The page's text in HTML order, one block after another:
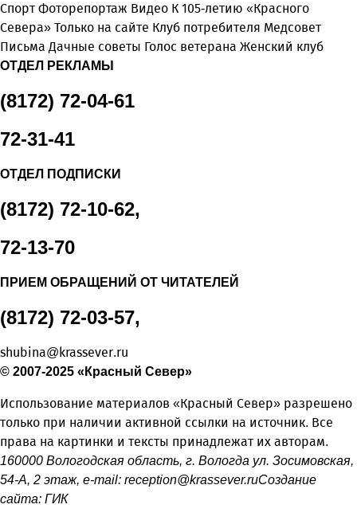
Спорт Фоторепортаж Видео К 105-летию «Красного
Севера» Только на сайте Клуб потребителя Медсовет
Письма Дачные советы Голос ветерана Женский клуб
ОТДЕЛ РЕКЛАМЫ
(8172) 72-04-61
72-31-41
ОТДЕЛ ПОДПИСКИ
(8172) 72-10-62,
72-13-70
ПРИЕМ ОБРАЩЕНИЙ ОТ ЧИТАТЕЛЕЙ
(8172) 72-03-57,
shubina@krassever.ru
© 2007-2025 «Красный Север»
Использование материалов «Красный Север» разрешено
только при наличии активной ссылки на источник. Все
права на картинки и тексты принадлежат их авторам.
160000 Вологодская область, г. Вологда ул. Зосимовская,
54-А, 2 этаж, e-mail: reception@krassever.ruСоздание
сайта: ГИК